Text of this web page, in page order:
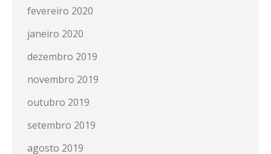
fevereiro 2020
janeiro 2020
dezembro 2019
novembro 2019
outubro 2019
setembro 2019
agosto 2019